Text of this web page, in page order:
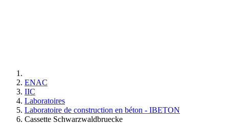
ENAC
IIC
Laboratoires
Laboratoire de construction en béton - IBETON
Cassette Schwarzwaldbruecke